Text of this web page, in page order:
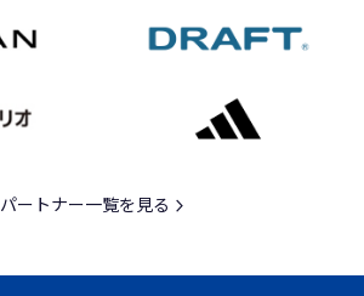
パートナー一覧を見る